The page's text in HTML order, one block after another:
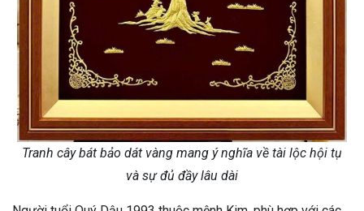
Tranh cây bát bảo dát vàng mang ý nghĩa về tài lộc hội tụ
và sự đủ đầy lâu dài